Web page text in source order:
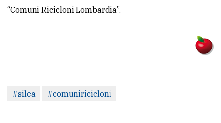
“Comuni Ricicloni Lombardia”.
#silea #comuniricicloni